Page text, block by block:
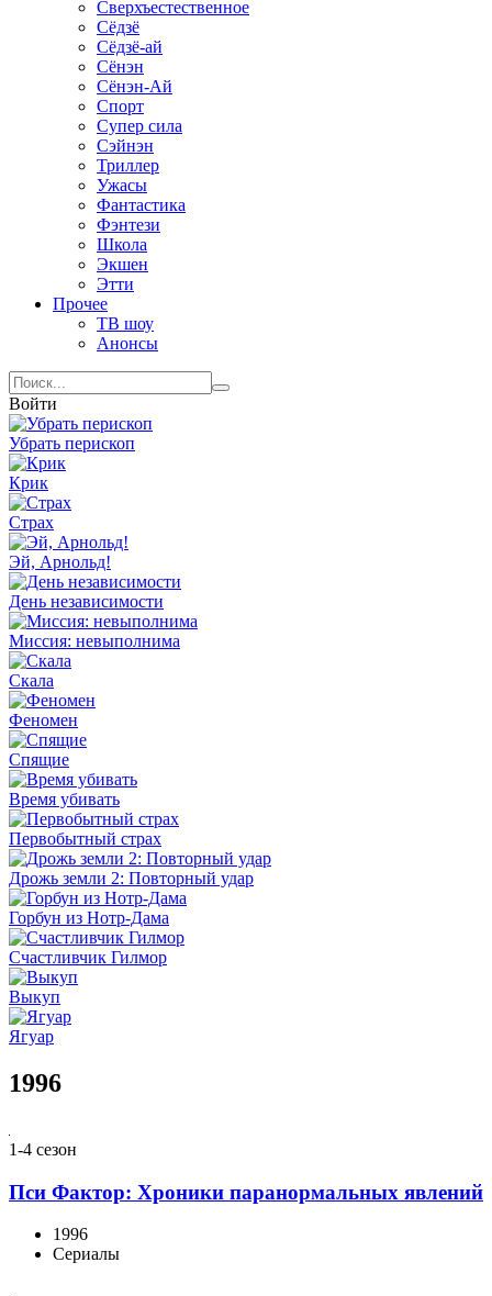
Сверхъестественное
Сёдзё
Сёдзё-ай
Сёнэн
Сёнэн-Ай
Спорт
Супер сила
Сэйнэн
Триллер
Ужасы
Фантастика
Фэнтези
Школа
Экшен
Этти
Прочее
ТВ шоу
Анонсы
Войти
Убрать перископ
Крик
Страх
Эй, Арнольд!
День независимости
Миссия: невыполнима
Скала
Феномен
Спящие
Время убивать
Первобытный страх
Дрожь земли 2: Повторный удар
Горбун из Нотр-Дама
Счастливчик Гилмор
Выкуп
Ягуар
1996
1-4 сезон
Пси Фактор: Хроники паранормальных явлений
1996
Сериалы